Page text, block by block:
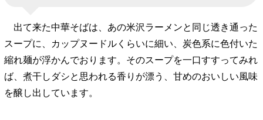
出て来た中華そばは、あの米沢ラーメンと同じ透き通った
スープに、カップヌードルくらいに細い、炭色系に色付いた
縮れ麺が浮かんでおります。そのスープを一口すすってみれ
ば、煮干しダシと思われる香りが漂う、甘めのおいしい風味
を醸し出しています。